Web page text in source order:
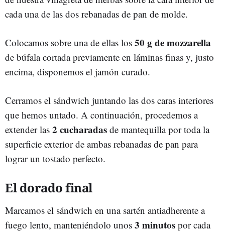
cada una de las dos rebanadas de pan de molde.
Colocamos sobre una de ellas los 50 g de mozzarella
de búfala cortada previamente en láminas finas y, justo
encima, disponemos el jamón curado.
Cerramos el sándwich juntando las dos caras interiores
que hemos untado. A continuación, procedemos a
extender las 2 cucharadas de mantequilla por toda la
superficie exterior de ambas rebanadas de pan para
lograr un tostado perfecto.
El dorado final
Marcamos el sándwich en una sartén antiadherente a
fuego lento, manteniéndolo unos 3 minutos por cada